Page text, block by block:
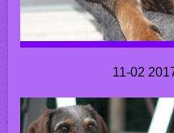
11-02